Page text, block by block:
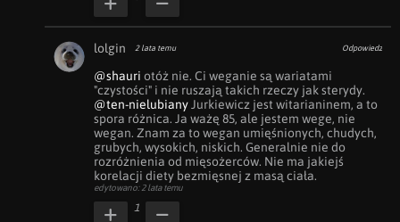
lolgin 2 lata temu Odpowiedz
@shauri otóż nie. Ci weganie są wariatami
@ten-nielubiany Jurkiewicz jest witarianinem, a to
spora różnica. Ja ważę 85, ale jestem wege, nie
wegan. Znam za to wegan umięśnionych, chudych,
grubych, wysokich, niskich. Generalnie nie do
rozróżnienia od mięsożerców. Nie ma jakiejś
korelacji diety bezmięsnej z masą ciała.
edytowano: 2 lata temu
1